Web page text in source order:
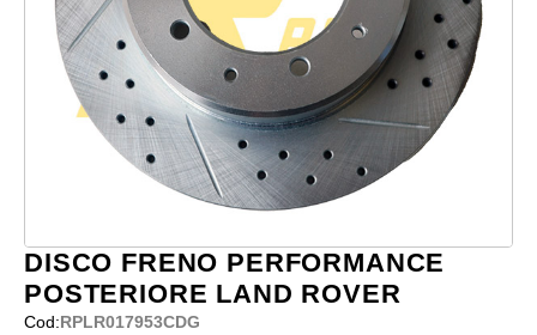
DISCO FRENO PERFORMANCE
POSTERIORE LAND ROVER
Cod:RPLR017953CDG